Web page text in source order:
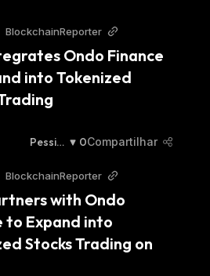
BlockchainReporter
Ondo Finance
into Tokenized
Pessim
0Compartilhar
BlockchainReporter
with Ondo
to Expand into
Stocks Trading on